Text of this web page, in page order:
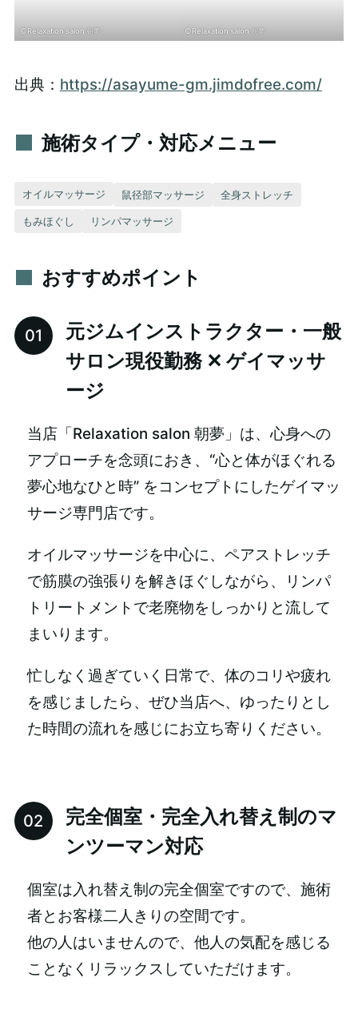
©Relaxation salon 朝夢 ©Relaxation salon 朝夢
出典： https://asayume-gm.jimdofree.com/
施術タイプ・対応メニュー
オイルマッサージ 鼠径部マッサージ 全身ストレッチ
もみほぐし リンパマッサージ
おすすめポイント
元ジムインストラクター・一般
サロン現役勤務 ✕ ゲイマッサ
ージ
当店「Relaxation salon 朝夢」は、心身への
アプローチを念頭におき、“心と体がほぐれる
夢心地なひと時” をコンセプトにしたゲイマッ
サージ専門店です。
オイルマッサージを中心に、ペアストレッチ
で筋膜の強張りを解きほぐしながら、リンパ
トリートメントで老廃物をしっかりと流して
まいります。
忙しなく過ぎていく日常で、体のコリや疲れ
を感じましたら、ぜひ当店へ、ゆったりとし
た時間の流れを感じにお立ち寄りください。
完全個室・完全入れ替え制のマ
ンツーマン対応
個室は入れ替え制の完全個室ですので、施術
者とお客様二人きりの空間です。
他の人はいませんので、他人の気配を感じる
ことなくリラックスしていただけます。